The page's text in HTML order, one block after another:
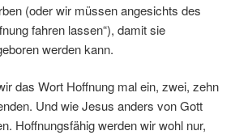
(oder wir müssen angesichts des
fahren lassen“), damit sie
werden kann.
das Wort Hoffnung mal ein, zwei, zehn
Und wie Jesus anders von Gott
Hoffnungsfähig werden wir wohl nur,